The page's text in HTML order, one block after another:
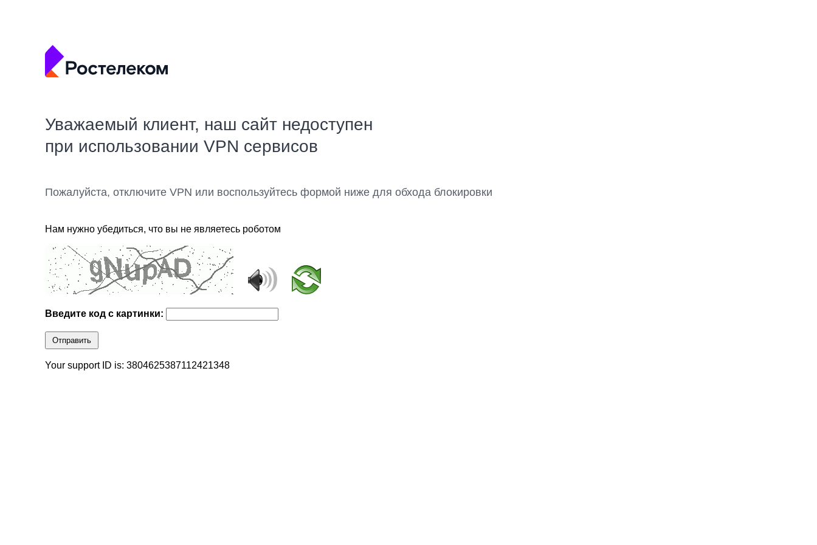
Уважаемый клиент, наш сайт недоступен
при использовании VPN сервисов
Пожалуйста, отключите VPN или воспользуйтесь формой ниже для обхода блокировки
Нам нужно убедиться, что вы не являетесь роботом
Введите код с картинки:
Отправить
Your support ID is: 3804625387112421348